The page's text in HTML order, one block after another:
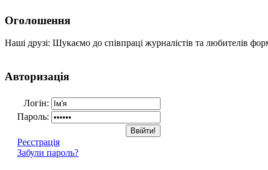
Оголошення
Наші друзі: Шукаємо до співпраці журналістів та любителів
Авторизація
Логін:
Пароль:
Реєстрація
Забули пароль?